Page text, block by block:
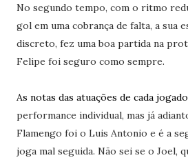
No segundo tempo, com o ritmo
gol em uma cobrança de falta, a sua
discreto, fez uma boa partida na
Felipe foi seguro como sempre.
As notas das atuações de cada
performance individual, mas já
Flamengo foi o Luis Antonio e é a
joga mal seguida. Não sei se o Joel,